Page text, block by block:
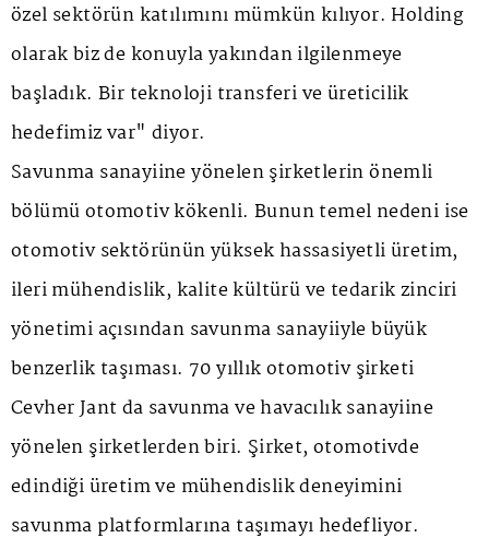
özel sektörün katılımını mümkün kılıyor. Holding
olarak biz de konuyla yakından ilgilenmeye
başladık. Bir teknoloji transferi ve üreticilik
hedefimiz var" diyor.
Savunma sanayiine yönelen şirketlerin önemli
bölümü otomotiv kökenli. Bunun temel nedeni ise
otomotiv sektörünün yüksek hassasiyetli üretim,
ileri mühendislik, kalite kültürü ve tedarik zinciri
yönetimi açısından savunma sanayiiyle büyük
benzerlik taşıması. 70 yıllık otomotiv şirketi
Cevher Jant da savunma ve havacılık sanayiine
yönelen şirketlerden biri. Şirket, otomotivde
edindiği üretim ve mühendislik deneyimini
savunma platformlarına taşımayı hedefliyor.